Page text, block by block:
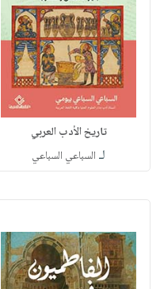
تاريخ الأدب العربي
لـ السباعي السباعي